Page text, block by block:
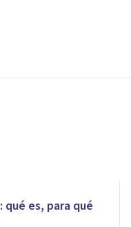
qué es, para qué